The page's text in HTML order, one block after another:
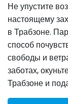
Не упустите
настоящему
в Трабзоне.
способ
свободы и
заботах,
Трабзоне и